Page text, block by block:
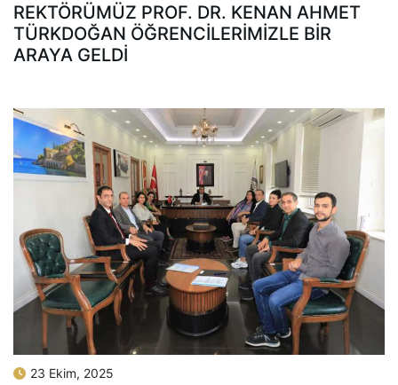
REKTÖRÜMÜZ PROF. DR. KENAN AHMET
TÜRKDOĞAN ÖĞRENCILERIMIZLE BIR
ARAYA GELDI
23 Ekim, 2025